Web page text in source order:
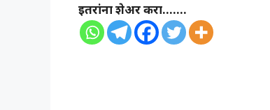
इतरांना शेअर करा.......